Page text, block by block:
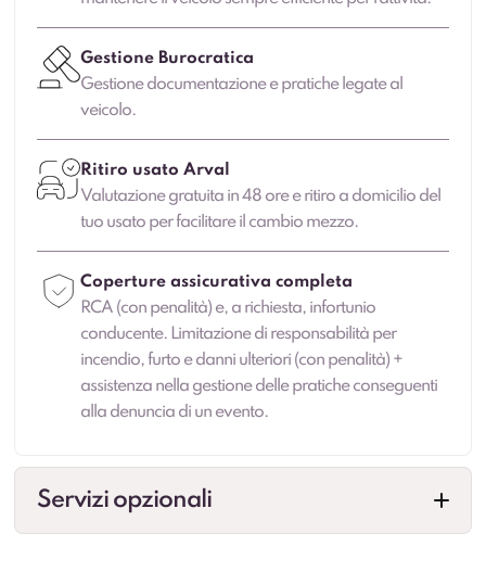
Gestione Burocratica
Gestione documentazione e pratiche legate al
veicolo.
Ritiro usato Arval
Valutazione gratuita in 48 ore e ritiro a domicilio del
tuo usato per facilitare il cambio mezzo.
Coperture assicurativa completa
RCA (con penalità) e, a richiesta, infortunio
conducente. Limitazione di responsabilità per
incendio, furto e danni ulteriori (con penalità) +
assistenza nella gestione delle pratiche conseguenti
alla denuncia di un evento.
Servizi opzionali